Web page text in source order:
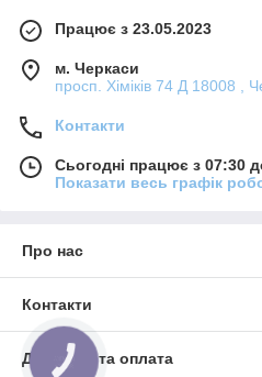
Працює з 23.05.2023
м. Черкаси
просп. Хіміків 74 Д 18008 ,
Контакти
Сьогодні працює з 07:30
Показати весь графік
Про нас
Контакти
Доставка та оплата
КНОПКА
ЗВ'ЯЗКУ